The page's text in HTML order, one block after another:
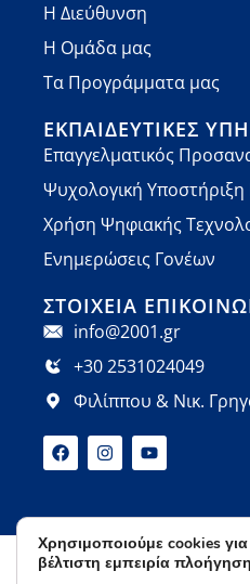
Η Διεύθυνση
Η Ομάδα μας
Τα Προγράμματα μας
ΕΚΠΑΙΔΕΥΤΙΚΈΣ
Επαγγελματικός
Ψυχολογική
Χρήση Ψηφιακής
Ενημερώσεις Γονέων
ΣΤΟΙΧΕΊΑ
info@2001.gr
+30 2531024049
Φιλίππου & Νικ.
Όροι Χρήσης
Χρησιμοποιούμε cookies
βέλτιστη εμπειρία